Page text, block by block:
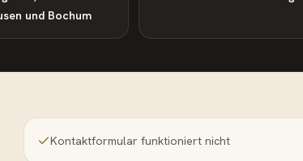
und Bochum
Kontaktformular funktioniert nicht